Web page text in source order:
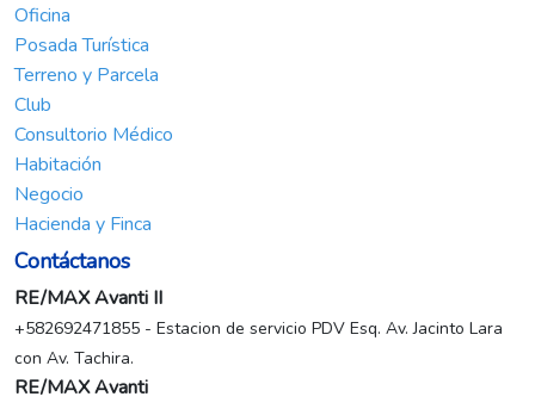
Oficina
Posada Turística
Terreno y Parcela
Club
Consultorio Médico
Habitación
Negocio
Hacienda y Finca
Contáctanos
RE/MAX Avanti II
+582692471855 - Estacion de servicio PDV Esq. Av. Jacinto Lara
con Av. Tachira.
RE/MAX Avanti